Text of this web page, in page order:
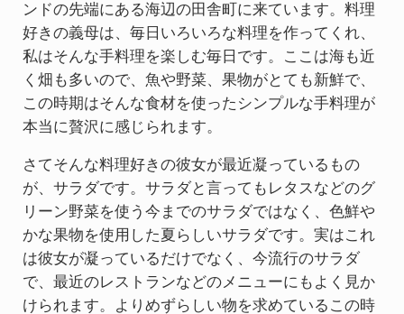
ンドの先端にある海辺の田舎町に来ています。料理
好きの義母は、毎日いろいろな料理を作ってくれ、
私はそんな手料理を楽しむ毎日です。ここは海も近
く畑も多いので、魚や野菜、果物がとても新鮮で、
この時期はそんな食材を使ったシンプルな手料理が
本当に贅沢に感じられます。
さてそんな料理好きの彼女が最近凝っているもの
が、サラダです。サラダと言ってもレタスなどのグ
リーン野菜を使う今までのサラダではなく、色鮮や
かな果物を使用した夏らしいサラダです。実はこれ
は彼女が凝っているだけでなく、今流行のサラダ
で、最近のレストランなどのメニューにもよく見か
けられます。よりめずらしい物を求めているこの時